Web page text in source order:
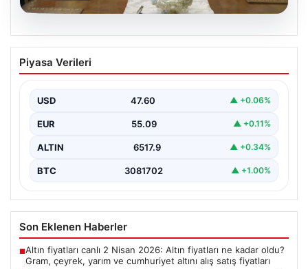
Türk Hava Kuvvetleri’nin ilk kadın
paşası Özlem Karapınar oldu
Özlem Karapınar İlk Kadın Paşa Oldu",…
Piyasa Verileri
USD 47.60 ▲ +0.06%
EUR 55.09 ▲ +0.11%
ALTIN 6517.9 ▲ +0.34%
BTC 3081702 ▲ +1.00%
Son Eklenen Haberler
■Altın fiyatları canlı 2 Nisan 2026: Altın fiyatları ne kadar oldu?
Gram, çeyrek, yarım ve cumhuriyet altını alış satış fiyatları